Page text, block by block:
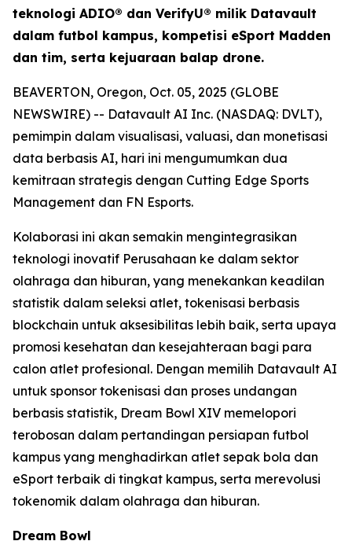
teknologi ADIO® dan VerifyU® milik Datavault
dalam futbol kampus, kompetisi eSport Madden
dan tim, serta kejuaraan balap drone.
BEAVERTON, Oregon, Oct. 05, 2025 (GLOBE
NEWSWIRE) -- Datavault AI Inc. (NASDAQ: DVLT),
pemimpin dalam visualisasi, valuasi, dan monetisasi
data berbasis AI, hari ini mengumumkan dua
kemitraan strategis dengan Cutting Edge Sports
Management dan FN Esports.
Kolaborasi ini akan semakin mengintegrasikan
teknologi inovatif Perusahaan ke dalam sektor
olahraga dan hiburan, yang menekankan keadilan
statistik dalam seleksi atlet, tokenisasi berbasis
blockchain untuk aksesibilitas lebih baik, serta upaya
promosi kesehatan dan kesejahteraan bagi para
calon atlet profesional. Dengan memilih Datavault AI
untuk sponsor tokenisasi dan proses undangan
berbasis statistik, Dream Bowl XIV memelopori
terobosan dalam pertandingan persiapan futbol
kampus yang menghadirkan atlet sepak bola dan
eSport terbaik di tingkat kampus, serta merevolusi
tokenomik dalam olahraga dan hiburan.
Dream Bowl